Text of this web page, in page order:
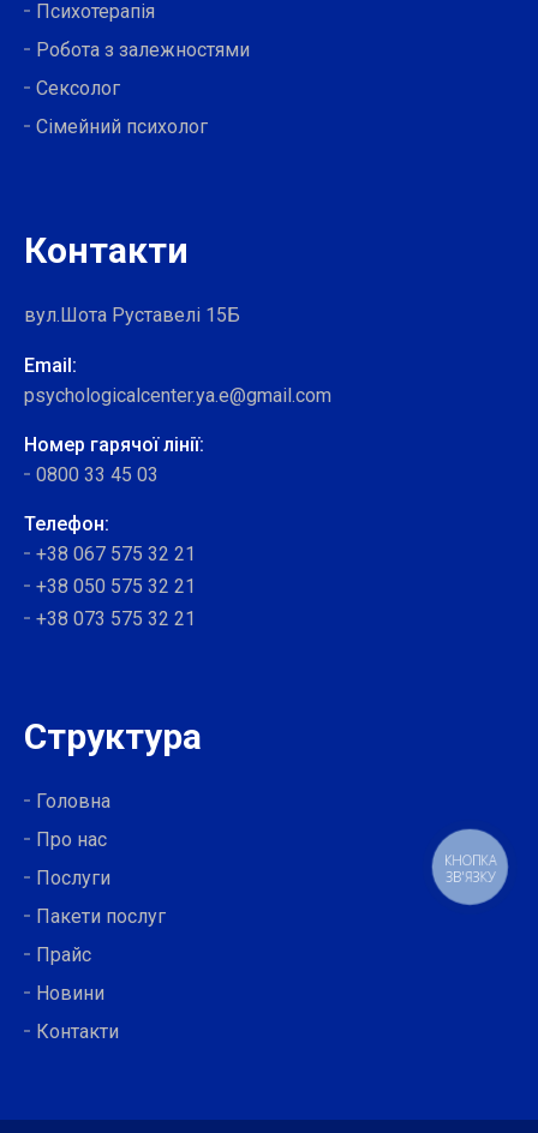
Психотерапія
Робота з залежностями
Сексолог
Сімейний психолог
Контакти
вул.Шота Руставелі 15Б
Email:
psychologicalcenter.ya.e@gmail.com
Номер гарячої лінії:
0800 33 45 03
Телефон:
+38 067 575 32 21
+38 050 575 32 21
+38 073 575 32 21
Структура
Головна
Про нас
Послуги
Пакети послуг
Прайс
Новини
Контакти
КНОПКА
ЗВ'ЯЗКУ